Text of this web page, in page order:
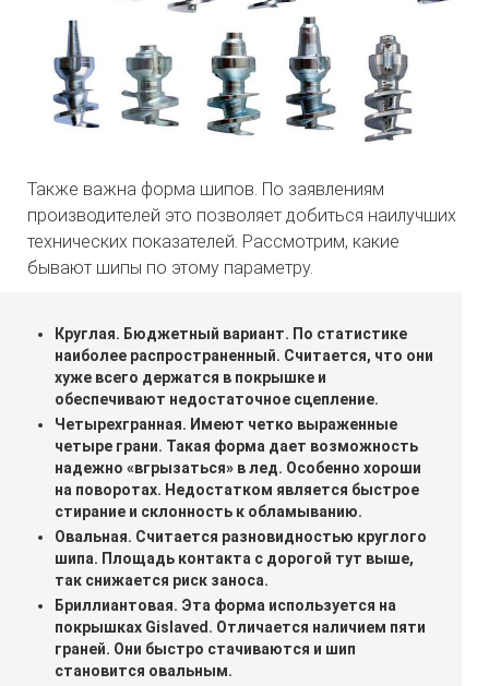
Также важна форма шипов. По заявлениям
производителей это позволяет добиться наилучших
технических показателей. Рассмотрим, какие
бывают шипы по этому параметру.
Круглая. Бюджетный вариант. По статистике
наиболее распространенный. Считается, что они
хуже всего держатся в покрышке и
обеспечивают недостаточное сцепление.
Четырехгранная. Имеют четко выраженные
четыре грани. Такая форма дает возможность
надежно «вгрызаться» в лед. Особенно хороши
на поворотах. Недостатком является быстрое
стирание и склонность к обламыванию.
Овальная. Считается разновидностью круглого
шипа. Площадь контакта с дорогой тут выше,
так снижается риск заноса.
Бриллиантовая. Эта форма используется на
покрышках Gislaved. Отличается наличием пяти
граней. Они быстро стачиваются и шип
становится овальным.